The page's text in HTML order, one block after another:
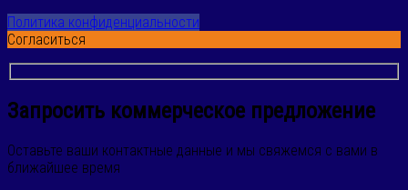
Политика конфиденциальности
Согласиться
Запросить коммерческое предложение
Оставьте ваши контактные данные и мы свяжемся с вами в
ближайшее время